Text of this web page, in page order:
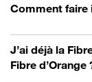
Comment faire
J’ai déjà la
Fibre d’Orange